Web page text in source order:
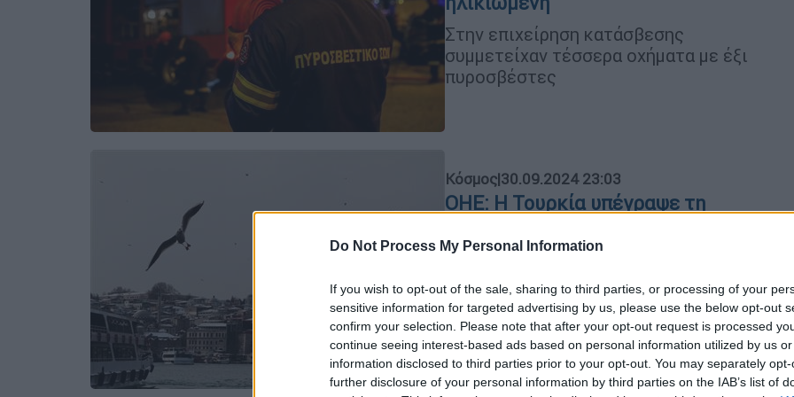
Do Not Process My Personal Information
If you wish to opt-out of the sale, sharing to third parties, or processing of your
sensitive information for targeted advertising by us, please use the below opt-out
confirm your selection. Please note that after your opt-out request is processed
continue seeing interest-based ads based on personal information utilized by us
information disclosed to third parties prior to your opt-out. You may separately
further disclosure of your personal information by third parties on the IAB’s list of
Στην επιχείρηση κατάσβεσης
συμμετείχαν τέσσερα οχήματα με έξι
πυροσβέστες
Κόσμος|30.09.2024 23:03
ΟΗΕ: Η Τουρκία υπέγραψε τη
βιοποικιλότητα – Ποια τα οφέλη
Η κίνηση έρχεται σε μια περίοδο
έντασης στην ανατολική Μεσόγειο,
όπου η Τουρκία διεκδικεί θαλάσσιες
ζώνες